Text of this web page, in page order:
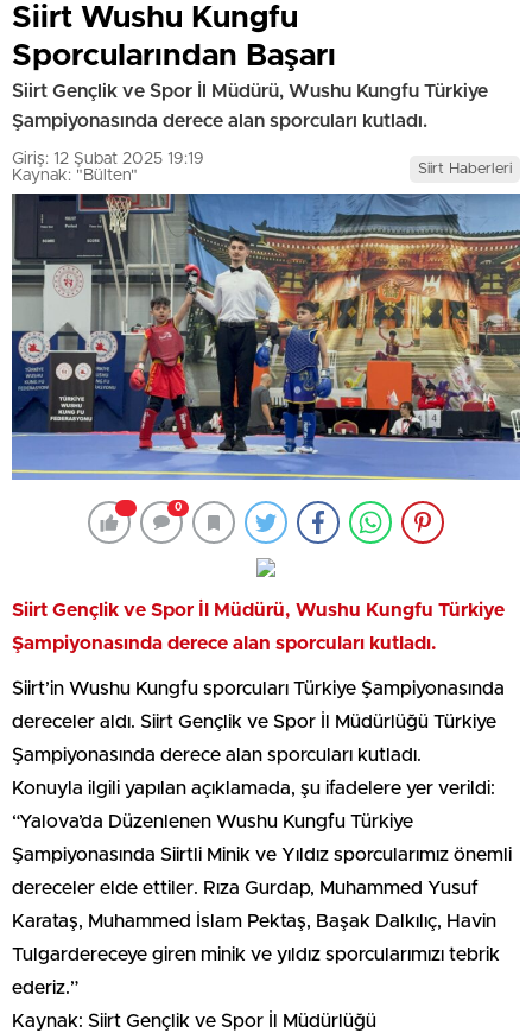
Siirt Wushu Kungfu
Sporcularından Başarı
Siirt Gençlik ve Spor İl Müdürü, Wushu Kungfu Türkiye
Şampiyonasında derece alan sporcuları kutladı.
Giriş: 12 Şubat 2025 19:19
Kaynak: "Bülten"
Siirt Haberleri
0
Siirt Gençlik ve Spor İl Müdürü, Wushu Kungfu Türkiye
Şampiyonasında derece alan sporcuları kutladı.
Siirt’in Wushu Kungfu sporcuları Türkiye Şampiyonasında
dereceler aldı. Siirt Gençlik ve Spor İl Müdürlüğü Türkiye
Şampiyonasında derece alan sporcuları kutladı.
Konuyla ilgili yapılan açıklamada, şu ifadelere yer verildi:
“Yalova’da Düzenlenen Wushu Kungfu Türkiye
Şampiyonasında Siirtli Minik ve Yıldız sporcularımız önemli
dereceler elde ettiler. Rıza Gurdap, Muhammed Yusuf
Karataş, Muhammed İslam Pektaş, Başak Dalkılıç, Havin
Tulgardereceye giren minik ve yıldız sporcularımızı tebrik
ederiz.”
Kaynak: Siirt Gençlik ve Spor İl Müdürlüğü